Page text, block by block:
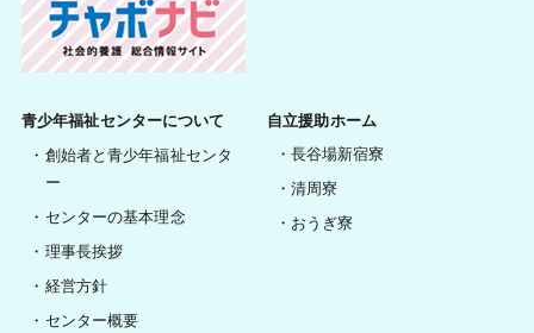
青少年福祉センターについて
創始者と青少年福祉センタ
ー
センターの基本理念
理事長挨拶
経営方針
センター概要
自立援助ホーム
長谷場新宿寮
清周寮
おうぎ寮